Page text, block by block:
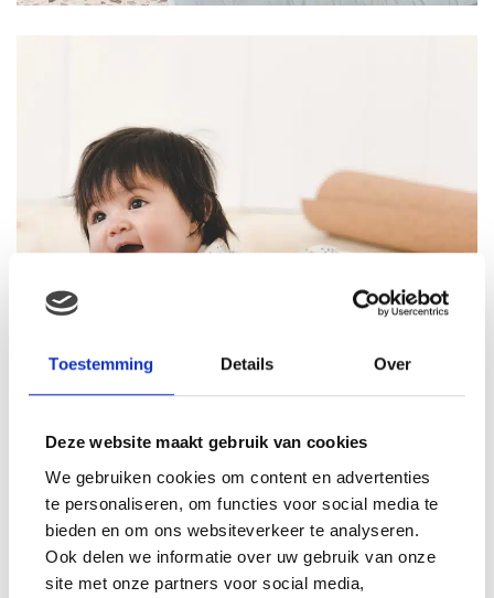
Toestemming Details Over
Deze website maakt gebruik van cookies
We gebruiken cookies om content en advertenties
te personaliseren, om functies voor social media te
bieden en om ons websiteverkeer te analyseren.
Ook delen we informatie over uw gebruik van onze
site met onze partners voor social media,